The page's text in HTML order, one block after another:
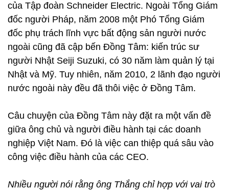
của Tập đoàn Schneider Electric. Ngoài Tổng Giám
đốc người Pháp, năm 2008 một Phó Tổng Giám
đốc phụ trách lĩnh vực bất động sản người nước
ngoài cũng đã cập bến Đồng Tâm: kiến trúc sư
người Nhật Seiji Suzuki, có 30 năm làm quản lý tại
Nhật và Mỹ. Tuy nhiên, năm 2010, 2 lãnh đạo người
nước ngoài này đều đã thôi việc ở Đồng Tâm.
Câu chuyện của Đồng Tâm này đặt ra một vấn đề
giữa ông chủ và người điều hành tại các doanh
nghiệp Việt Nam. Đó là việc can thiệp quá sâu vào
công việc điều hành của các CEO.
Nhiều người nói rằng ông Thắng chỉ hợp với vai trò